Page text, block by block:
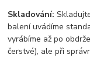
Skladování:
balení uvádíme
vyrábíme až po
čerstvé), ale při